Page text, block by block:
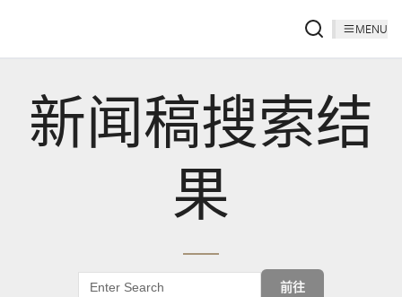
MENU
新闻稿搜索结
果
前往